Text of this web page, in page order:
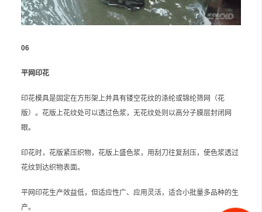
06
平网印花
印花模具是固定在方形架上并具有镂空花纹的涤纶或锦纶筛网（花
版）。花版上花纹处可以透过色浆，无花纹处则以高分子膜层封闭网
眼。
印花时，花版紧压织物，花版上盛色浆，用刮刀往复刮压，使色浆透过
花纹到达织物表面。
平网印花生产效益低，但适应性广、应用灵活，适合小批量多品种的生
产。